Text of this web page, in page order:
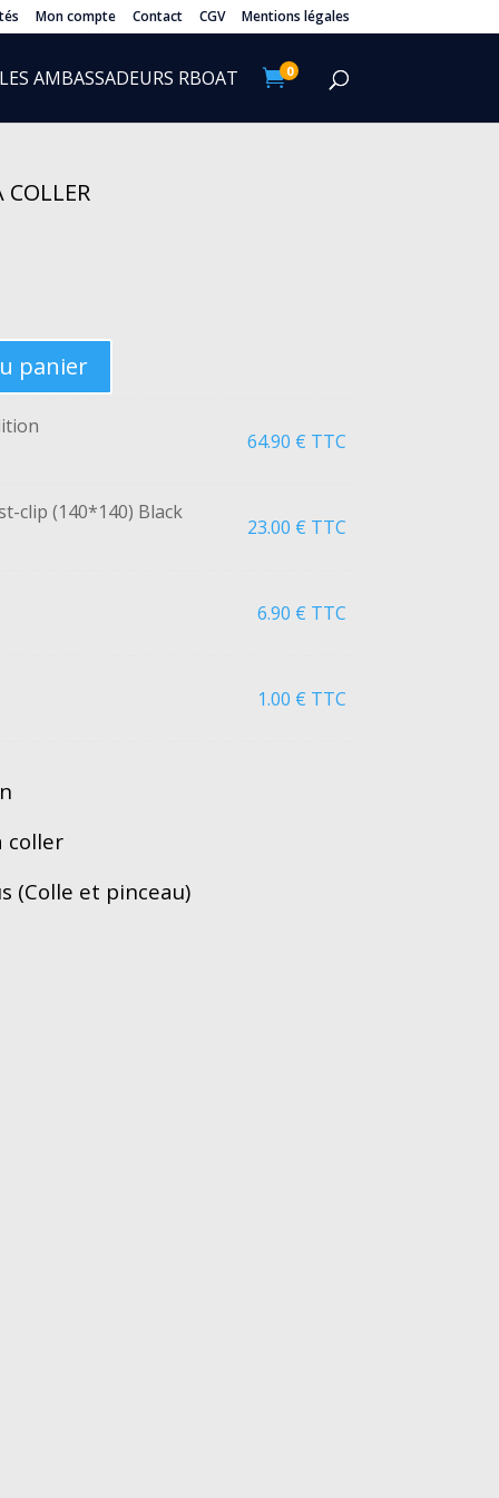
Mon compte Contact CGV Mentions légales
AMBASSADEURS RBOAT 0
panier
64.90 € TTC
clip (140*140) Black
23.00 € TTC
6.90 € TTC
1.00 € TTC
coller
(Colle et pinceau)